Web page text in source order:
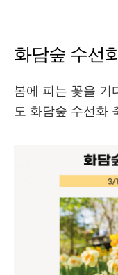
화담숲 수선
봄에 피는 꽃을 기
도 화담숲 수선화